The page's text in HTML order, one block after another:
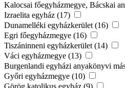
Kalocsai főegyházmegye, Bácskai
Izraelita egyház (17)
Dunamelléki egyházkerület (16)
Egri főegyházmegye (16)
Tiszáninneni egyházkerület (14)
Váci egyházmegye (13)
Burgenlandi egyházi anyakönyvi
Győri egyházmegye (10)
Görög katolikus egyház (9)